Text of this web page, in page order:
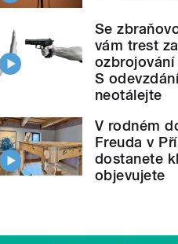
Se
vám trest
ozbrojování
S
neotálejte
V rodném
Freuda v
dostanete
objevujete